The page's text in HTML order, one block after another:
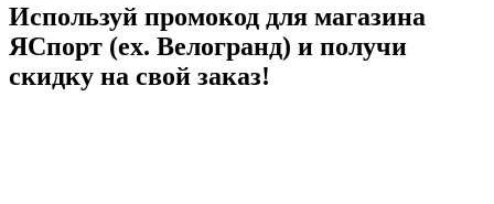
Используй промокод для магазина
ЯСпорт (ex. Велогранд) и получи
скидку на свой заказ!